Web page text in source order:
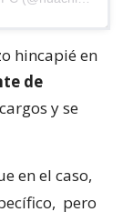
hincapié en
de
y se
en el caso,
pero